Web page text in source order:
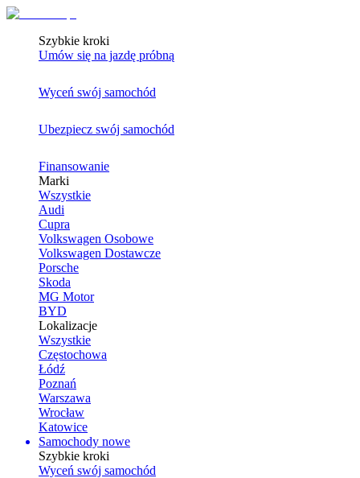
Szybkie kroki
Umów się na jazdę próbną
Wyceń swój samochód
Ubezpiecz swój samochód
Finansowanie
Marki
Wszystkie
Audi
Cupra
Volkswagen Osobowe
Volkswagen Dostawcze
Porsche
Skoda
MG Motor
BYD
Lokalizacje
Wszystkie
Częstochowa
Łódź
Poznań
Warszawa
Wrocław
Katowice
Samochody nowe
Szybkie kroki
Wyceń swój samochód